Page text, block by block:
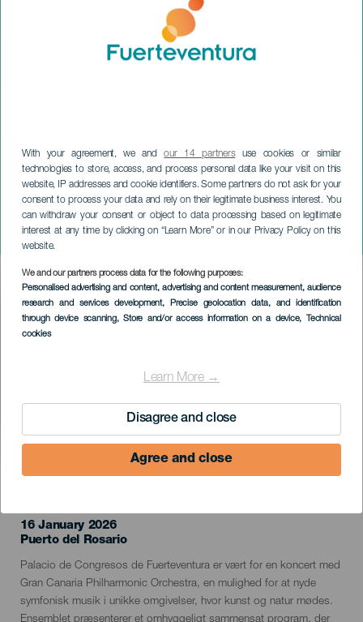
With your agreement, we andour 14 partnersuse cookies or similar
technologies to store, access, and process personal data like your visit on this
website, IP addresses and cookie identifiers. Some partners do not ask for your
consent to process your data and rely on their legitimate business interest. You
can withdraw your consent or object to data processing based on legitimate
interest at any time by clicking on “Learn More” or in our Privacy Policy on this
website.
We and our partners process data for the following purposes:
Personalised advertising and content, advertising and content measurement, audience
research and services development, Precise geolocation data, and identification
through device scanning, Store and/or access information on a device, Technical
cookies
Learn More →
Disagree and close
Agree and close
Gran Canaria
Filharmoniske Orkester i
koncert
FUERTEVENTURA
Imagen
Listado
TIDLIGERE EVENTS
16 January 2026
Localidad
Puerto del Rosario
Descripción
del
evento
Palacio de Congresos de Fuerteventura er vært for en koncert med
Gran Canaria Philharmonic Orchestra, en mulighed for at nyde
symfonisk musik i unikke omgivelser, hvor kunst og natur mødes.